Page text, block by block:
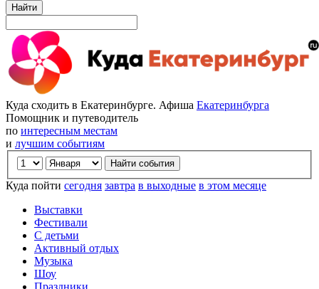
Найти
Куда сходить в Екатеринбурге. Афиша Екатеринбурга
Помощник и путеводитель
по интересным местам
и лучшим событиям
Куда пойти сегодня завтра в выходные в этом месяце
Выставки
Фестивали
С детьми
Активный отдых
Музыка
Шоу
Праздники